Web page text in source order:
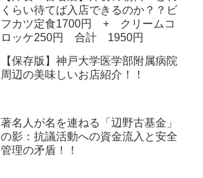
くらい待てば入店できるのか？？ビ
フカツ定食1700円 + クリームコ
ロッケ250円 合計 1950円
【保存版】神戸大学医学部附属病院
周辺の美味しいお店紹介！！
著名人が名を連ねる「辺野古基金」
の影：抗議活動への資金流入と安全
管理の矛盾！！